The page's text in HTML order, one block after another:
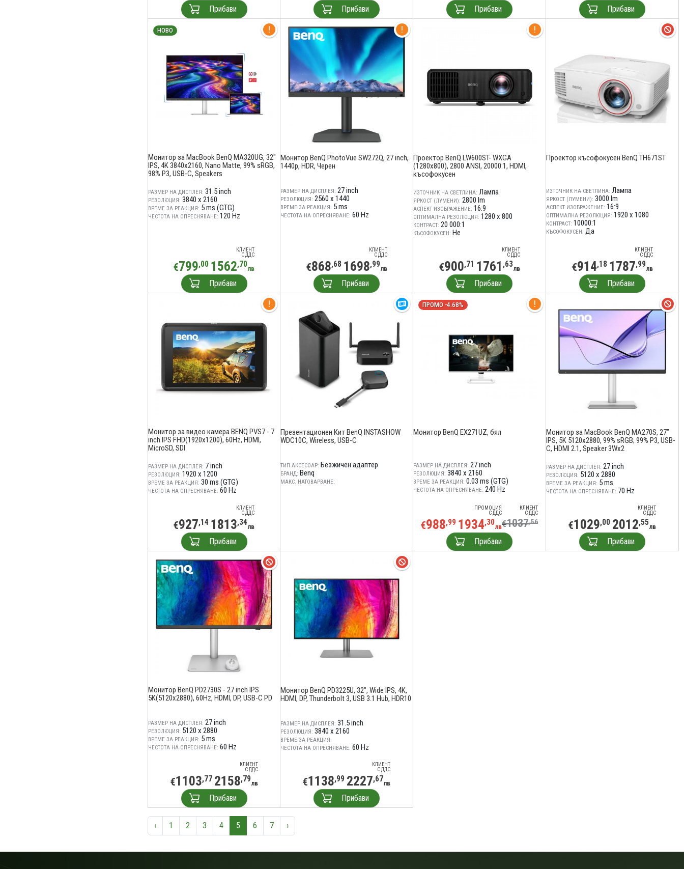
Прибави Прибави Прибави Прибави
НОВО
Монитор за MacBook BenQ MA320UG, 32"
IPS, 4K 3840x2160, Nano Matte, 99% sRGB,
98% P3, USB-C, Speakers
РАЗМЕР НА ДИСПЛЕЯ: 31.5 inch
РЕЗОЛЮЦИЯ: 3840 x 2160
ВРЕМЕ ЗА РЕАКЦИЯ: 5 ms (GTG)
ЧЕСТОТА НА ОПРЕСНЯВАНЕ: 120 Hz
КЛИЕНТ
С ДДС
€799,00 1562,70лв
Прибави
Монитор BenQ PhotoVue SW272Q, 27 inch,
1440p, HDR, Черен
РАЗМЕР НА ДИСПЛЕЯ: 27 inch
РЕЗОЛЮЦИЯ: 2560 x 1440
ВРЕМЕ ЗА РЕАКЦИЯ: 5 ms
ЧЕСТОТА НА ОПРЕСНЯВАНЕ: 60 Hz
КЛИЕНТ
С ДДС
€868,68 1698,99лв
Прибави
Проектор BenQ LW600ST- WXGA
(1280x800), 2800 ANSI, 20000:1, HDMI,
късофокусен
ИЗТОЧНИК НА СВЕТЛИНА: Лампа
ЯРКОСТ (ЛУМЕНИ): 2800 lm
АСПЕКТ ИЗОБРАЖЕНИЕ: 16:9
ОПТИМАЛНА РЕЗОЛЮЦИЯ: 1280 x 800
КОНТРАСТ: 20 000:1
КЪСОФОКУСЕН: Не
КЛИЕНТ
С ДДС
€900,71 1761 ,63лв
Прибави
Проектор късофокусен BenQ TH671ST
ИЗТОЧНИК НА СВЕТЛИНА: Лампа
ЯРКОСТ (ЛУМЕНИ): 3000 lm
АСПЕКТ ИЗОБРАЖЕНИЕ: 16:9
ОПТИМАЛНА РЕЗОЛЮЦИЯ: 1920 x 1080
КОНТРАСТ: 10000:1
КЪСОФОКУСЕН: Да
КЛИЕНТ
С ДДС
€914,18 1787,99лв
Прибави
Монитор за видео камера BENQ PVS7 - 7
inch IPS FHD(1920x1200), 60Hz, HDMI,
MicroSD, SDI
РАЗМЕР НА ДИСПЛЕЯ: 7 inch
РЕЗОЛЮЦИЯ: 1920 x 1200
ВРЕМЕ ЗА РЕАКЦИЯ: 30 ms (GTG)
ЧЕСТОТА НА ОПРЕСНЯВАНЕ: 60 Hz
КЛИЕНТ
С ДДС
€927,14 1813,34лв
Прибави
Презентационен Кит BenQ INSTASHOW
WDC10C, Wireless, USB-C
ТИП АКСЕСОАР: Безжичен адаптер
БРАНД: Benq
МАКС. НАТОВАРВАНЕ:
ПРОМО -4.68%
Монитор BenQ EX271UZ, бял
РАЗМЕР НА ДИСПЛЕЯ: 27 inch
РЕЗОЛЮЦИЯ: 3840 x 2160
ВРЕМЕ ЗА РЕАКЦИЯ: 0.03 ms (GTG)
ЧЕСТОТА НА ОПРЕСНЯВАНЕ: 240 Hz
ПРОМОЦИЯ
С ДДС
€988,99 1934,30лв
КЛИЕНТ
С ДДС
€1037,56
Прибави
Монитор за MacBook BenQ MA270S, 27”
IPS, 5K 5120x2880, 99% sRGB; 99% P3, USB-
C, HDMI 2.1, Speaker 3Wx2
РАЗМЕР НА ДИСПЛЕЯ: 27 inch
РЕЗОЛЮЦИЯ: 5120 x 2880
ВРЕМЕ ЗА РЕАКЦИЯ: 5 ms
ЧЕСТОТА НА ОПРЕСНЯВАНЕ: 70 Hz
КЛИЕНТ
С ДДС
€1029,00 2012,55лв
Прибави
Монитор BenQ PD2730S - 27 inch IPS
5K(5120x2880), 60Hz, HDMI, DP, USB-C PD
РАЗМЕР НА ДИСПЛЕЯ: 27 inch
РЕЗОЛЮЦИЯ: 5120 x 2880
ВРЕМЕ ЗА РЕАКЦИЯ: 5 ms
ЧЕСТОТА НА ОПРЕСНЯВАНЕ: 60 Hz
КЛИЕНТ
С ДДС
€1103,77 2158,79лв
Прибави
Монитор BenQ PD3225U, 32", Wide IPS, 4K,
HDMI, DP, Thunderbolt 3, USB 3.1 Hub, HDR10
РАЗМЕР НА ДИСПЛЕЯ: 31.5 inch
РЕЗОЛЮЦИЯ: 3840 x 2160
ВРЕМЕ ЗА РЕАКЦИЯ:
ЧЕСТОТА НА ОПРЕСНЯВАНЕ: 60 Hz
КЛИЕНТ
С ДДС
€1138,99 2227,67лв
Прибави
‹ 1 2 3 4 5 6 7 ›